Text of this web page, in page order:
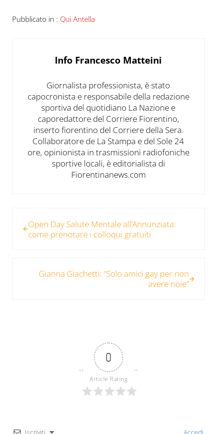
Pubblicato in : Qui Antella
Info Francesco Matteini
Giornalista professionista, è stato
capocronista e responsabile della redazione
sportiva del quotidiano La Nazione e
caporedattore del Corriere Fiorentino,
inserto fiorentino del Corriere della Sera.
Collaboratore de La Stampa e del Sole 24
ore, opinionista in trasmissioni radiofoniche
sportive locali, è editorialista di
Fiorentinanews.com
Open Day Salute Mentale all’Annunziata:
come prenotare i colloqui gratuiti
Gianna Giachetti: “Solo amici gay per non
avere noie”
0
Article Rating
Iscriviti Accedi